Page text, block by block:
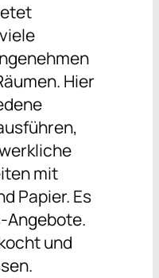
Hier
mit
Papier. Es
Angebote.
und